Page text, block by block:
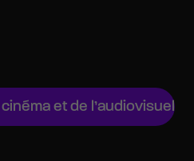
et de l’audiovisuel